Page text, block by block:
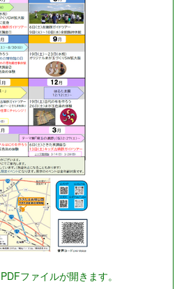
ファイルが開きます。